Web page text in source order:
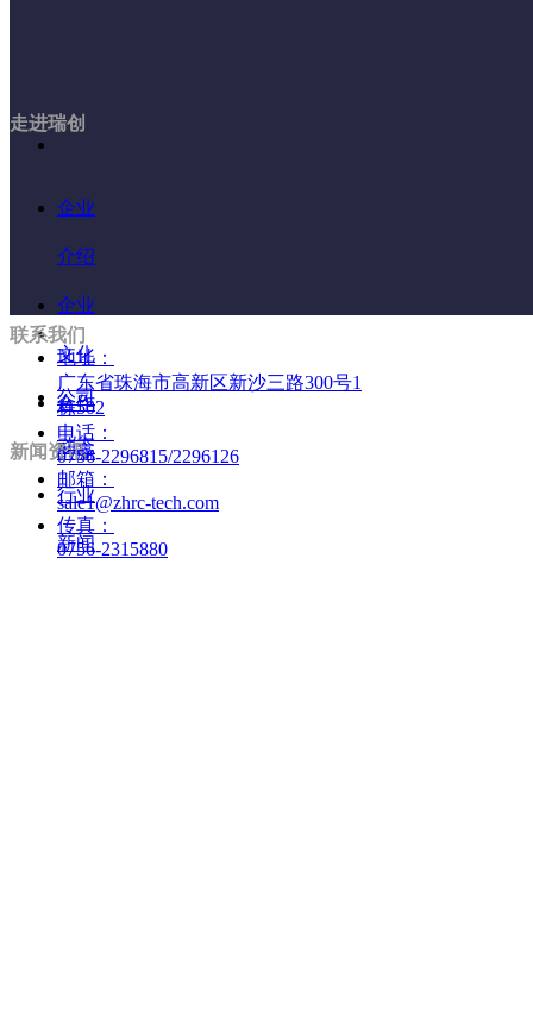
走进瑞创
企业
介绍
企业
文化
合作
共赢
公司
动态
行业
新闻
新闻资讯
联系我们
地址：
广东省珠海市高新区新沙三路300号1
栋502
电话：
0756-2296815/2296126
邮箱：
sale1@zhrc-tech.com
传真：
0756-2315880